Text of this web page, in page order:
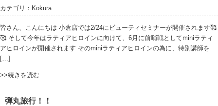
カテゴリ： Kokura
皆さん、こんにちは 小倉店では2/24にビューティセミナーが開催されます🥰
🥰 そして今年はラティアヒロインに向けて、6月に前哨戦としてminiラティ
アヒロインが開催されます そのminiラティアヒロインの為に、特別講師を
[…]
>>続きを読む
弾丸旅行！！